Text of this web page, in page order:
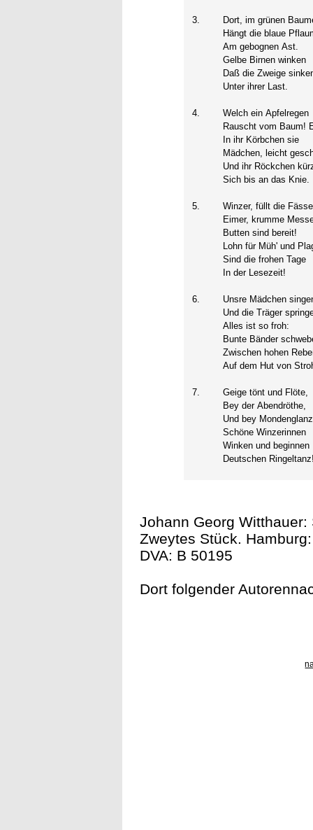
3.
Dort, im grünen
Hängt die blaue
Am gebognen Ast.
Gelbe Birnen winken
Daß die Zweige
Unter ihrer Last.
4.
Welch ein Apfelregen
Rauscht vom Baum!
In ihr Körbchen sie
Mädchen, leicht
Und ihr Röckchen
Sich bis an das Knie.
5.
Winzer, füllt die
Eimer, krumme
Butten sind bereit!
Lohn für Müh' und
Sind die frohen Tage
In der Lesezeit!
6.
Unsre Mädchen
Und die Träger
Alles ist so froh:
Bunte Bänder
Zwischen hohen
Auf dem Hut von
7.
Geige tönt und Flöte,
Bey der Abendröthe,
Und bey
Schöne Winzerinnen
Winken und beginnen
Deutschen
Johann Georg
Zweytes Stück.
DVA: B 50195
Dort folgender